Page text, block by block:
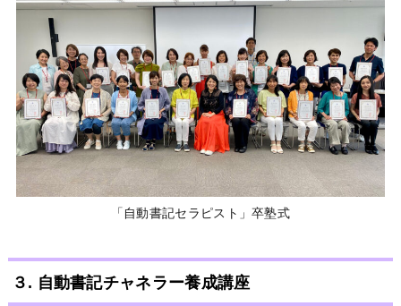
「自動書記セラピスト」卒塾式
３. 自動書記チャネラー養成講座